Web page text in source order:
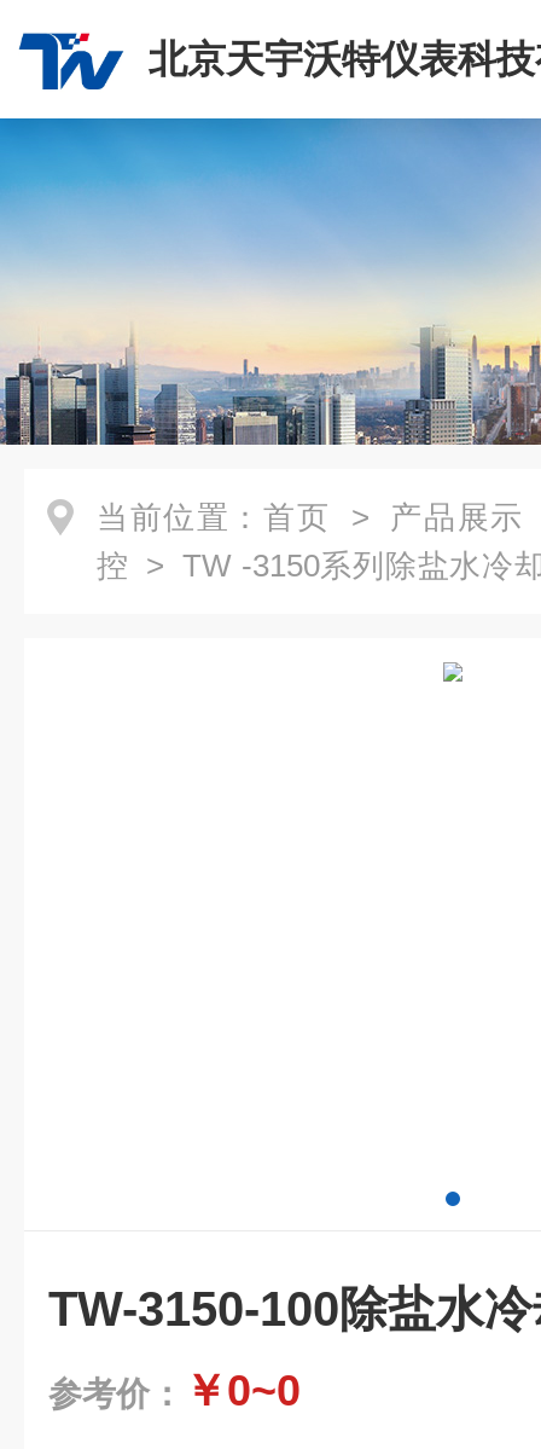
北京天宇沃特仪表科
司
当前位置： 首页 > 产品展示
控 > TW -3150系列除盐水冷
TW-3150-100除盐水
参考价： ￥0~0